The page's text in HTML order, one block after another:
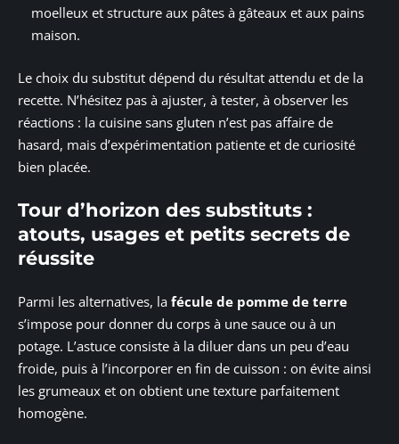
moelleux et structure aux pâtes à gâteaux et aux pains
maison.
Le choix du substitut dépend du résultat attendu et de la
recette. N’hésitez pas à ajuster, à tester, à observer les
réactions : la cuisine sans gluten n’est pas affaire de
hasard, mais d’expérimentation patiente et de curiosité
bien placée.
Tour d’horizon des substituts :
atouts, usages et petits secrets de
réussite
Parmi les alternatives, la fécule de pomme de terre
s’impose pour donner du corps à une sauce ou à un
potage. L’astuce consiste à la diluer dans un peu d’eau
froide, puis à l’incorporer en fin de cuisson : on évite ainsi
les grumeaux et on obtient une texture parfaitement
homogène.